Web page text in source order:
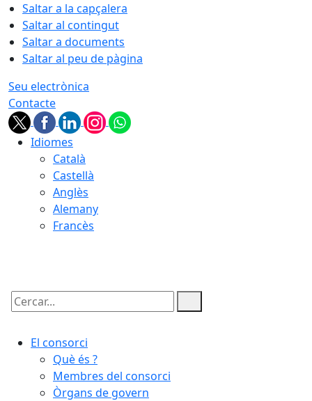
Saltar a la capçalera
Saltar al contingut
Saltar a documents
Saltar al peu de pàgina
Seu electrònica
Contacte
Idiomes
Català
Castellà
Anglès
Alemany
Francès
Cercar:
El consorci
Què és ?
Membres del consorci
Òrgans de govern